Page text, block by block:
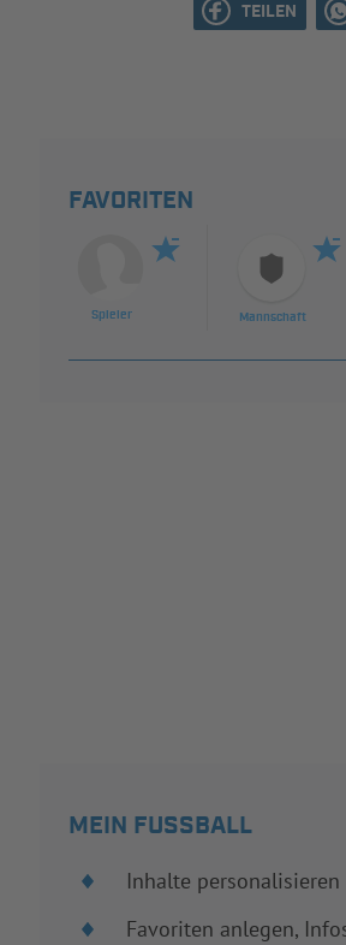
TEILEN
FAVORITEN
Spieler Mannschaft
MEIN FUSSBALL
Inhalte
Favoriten anlegen,